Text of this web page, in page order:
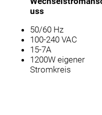
uss
50/60 Hz
100-240 VAC
15-7A
1200W eigener
Stromkreis